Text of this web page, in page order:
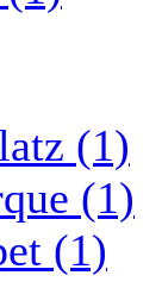
(1)
(1)
(1)